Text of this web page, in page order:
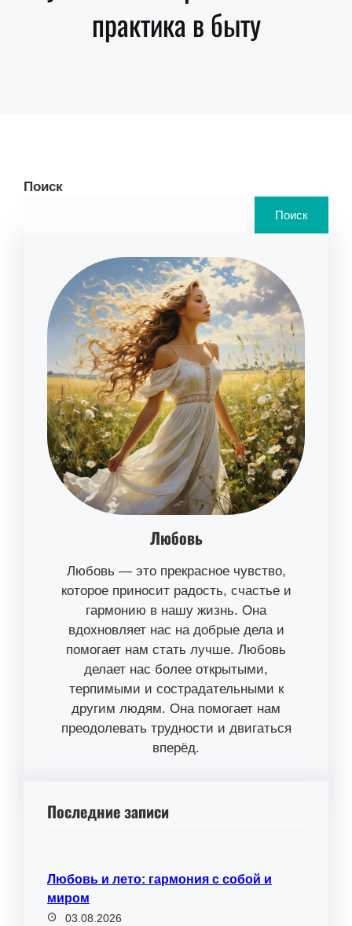
практика в быту
Поиск
Поиск
Любовь
Любовь — это прекрасное чувство,
которое приносит радость, счастье и
гармонию в нашу жизнь. Она
вдохновляет нас на добрые дела и
помогает нам стать лучше. Любовь
делает нас более открытыми,
терпимыми и сострадательными к
другим людям. Она помогает нам
преодолевать трудности и двигаться
вперёд.
Последние записи
Любовь и лето: гармония с собой и
миром
03.08.2026